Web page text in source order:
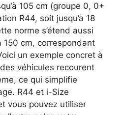
105 cm (groupe 0, 0+
R44, soit jusqu’à 18
norme s’étend aussi
150 cm, correspondant
un exemple concret à
véhicules recourent
ce qui simplifie
R44 et i-Size
vous pouvez utiliser